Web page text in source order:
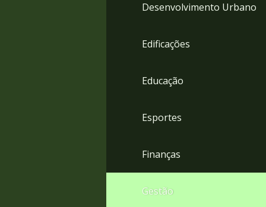
Desenvolvimento Urbano
Edificações
Educação
Esportes
Finanças
Gestão